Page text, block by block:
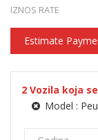
IZNOS RATE
Estimate
2 Vozila koja
Model :